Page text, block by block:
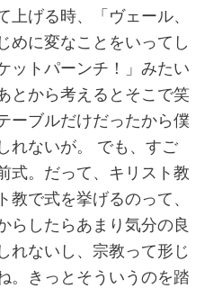
げる時、「ヴェール、
めに変なことをいってし
ットパーンチ！」みたい
とから考えるとそこで笑
ーブルだけだったから僕
れないが。 でも、すご
式。だって、キリスト教
で式を挙げるのって、
らしたらあまり気分の良
れないし、宗教って形じ
。きっとそういうのを踏